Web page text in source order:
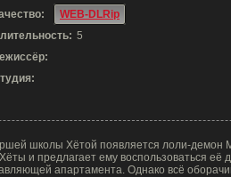
WEB-DLRip
5
школы Хётой появляется лоли-демон
и предлагает ему воспользоваться её
апартамента. Однако всё